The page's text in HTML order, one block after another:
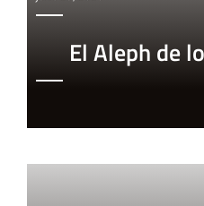
El Aleph de